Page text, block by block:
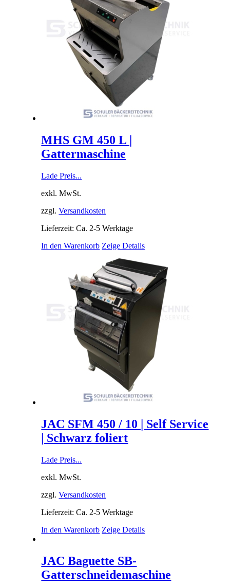
MHS GM 450 L |
Gattermaschine
Lade Preis...
exkl. MwSt.
zzgl.Versandkosten
Lieferzeit: Ca. 2-5 Werktage
In den Warenkorb Zeige Details
JAC SFM 450 / 10 | Self Service
| Schwarz foliert
Lade Preis...
exkl. MwSt.
zzgl.Versandkosten
Lieferzeit: Ca. 2-5 Werktage
In den Warenkorb Zeige Details
JAC Baguette SB-
Gatterschneidemaschine